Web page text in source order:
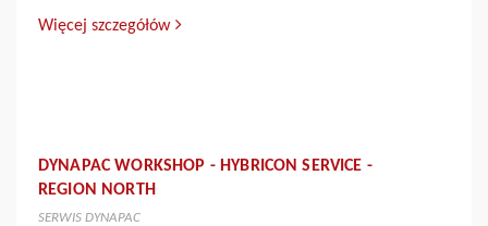
Więcej szczegółów
DYNAPAC WORKSHOP - HYBRICON SERVICE -
REGION NORTH
SERWIS DYNAPAC